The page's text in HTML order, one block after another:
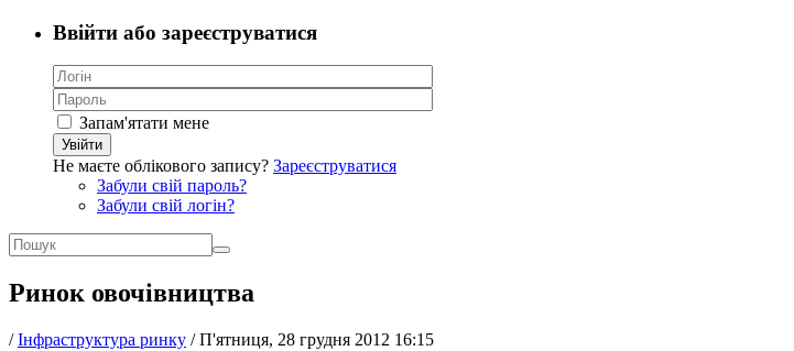
Ввійти або зареєструватися
Запам'ятати мене
Увійти
Не маєте облікового запису? Зареєструватися
Забули свій пароль?
Забули свій логін?
Ринок овочівництва
/ Інфраструктура ринку /П'ятниця, 28 грудня 2012 16:15